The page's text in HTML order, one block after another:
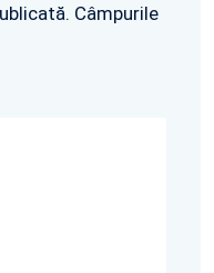
Câmpurile